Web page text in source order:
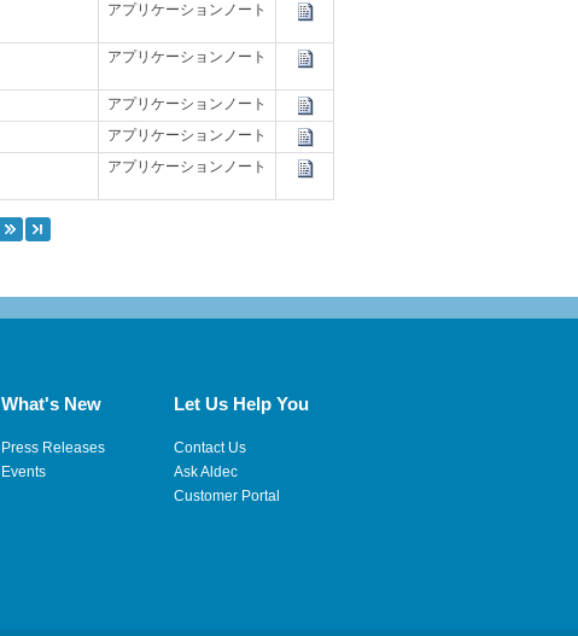
アプリケーションノート
アプリケーションノート
アプリケーションノート
アプリケーションノート
アプリケーションノート
What's New
Press Releases
Events
Let Us Help You
Contact Us
Ask Aldec
Customer Portal